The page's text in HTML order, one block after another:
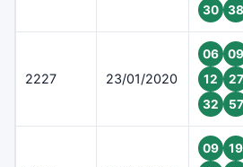
30
38
2227 23/01/2020
06
09
12
27
32
57
09
19